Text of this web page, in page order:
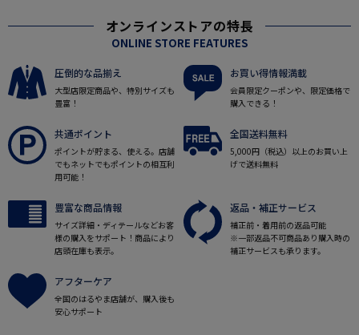
オンラインストアの特長
ONLINE STORE FEATURES
圧倒的な品揃え
大型店限定商品や、特別サイズも
豊富！
お買い得情報満載
会員限定クーポンや、限定価格で
購入できる！
共通ポイント
ポイントが貯まる、使える。店舗
でもネットでもポイントの相互利
用可能！
全国送料無料
5,000円（税込）以上のお買い上
げで送料無料
豊富な商品情報
サイズ詳細・ディテールなどお客
様の購入をサポート！商品により
店頭在庫も表示。
返品・補正サービス
補正前・着用前の返品可能
※一部返品不可商品あり購入時の
補正サービスも承ります。
アフターケア
全国のはるやま店舗が、購入後も
安心サポート